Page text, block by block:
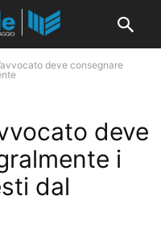
deve consegnare
deve
i
dal